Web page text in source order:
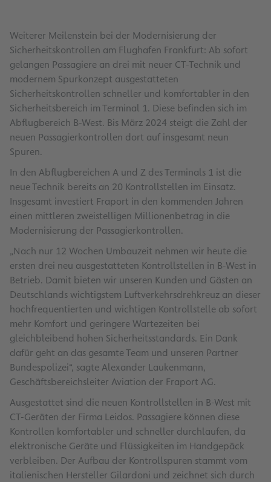
Weiterer Meilenstein bei der Modernisierung der
Sicherheitskontrollen am Flughafen Frankfurt: Ab sofort
gelangen Passagiere an drei mit neuer CT-Technik und
modernem Spurkonzept ausgestatteten
Sicherheitskontrollen schneller und komfortabler in den
Sicherheitsbereich im Terminal 1. Diese befinden sich im
Abflugbereich B-West. Bis März 2024 steigt die Zahl der
neuen Passagierkontrollen dort auf insgesamt neun
Spuren.
In den Abflugbereichen A und Z des Terminals 1 ist die
neue Technik bereits an 20 Kontrollstellen im Einsatz.
Insgesamt investiert Fraport in den kommenden Jahren
einen mittleren zweistelligen Millionenbetrag in die
Modernisierung der Passagierkontrollen.
„Nach nur 12 Wochen Umbauzeit nehmen wir heute die
ersten drei neu ausgestatteten Kontrollstellen in B-West in
Betrieb. Damit bieten wir unseren Kunden und Gästen an
Deutschlands wichtigstem Luftverkehrsdrehkreuz an dieser
hochfrequentierten und wichtigen Kontrollstelle ab sofort
mehr Komfort und geringere Wartezeiten bei
gleichbleibend hohen Sicherheitsstandards. Ein Dank
dafür geht an das gesamte Team und unseren Partner
Bundespolizei“, sagte Alexander Laukenmann,
Geschäftsbereichsleiter Aviation der Fraport AG.
Ausgestattet sind die neuen Kontrollstellen in B-West mit
CT-Geräten der Firma Leidos. Passagiere können diese
Kontrollen komfortabler und schneller durchlaufen, da
elektronische Geräte und Flüssigkeiten im Handgepäck
verbleiben. Der Aufbau der Kontrollspuren stammt vom
italienischen Hersteller Gilardoni und zeichnet sich durch